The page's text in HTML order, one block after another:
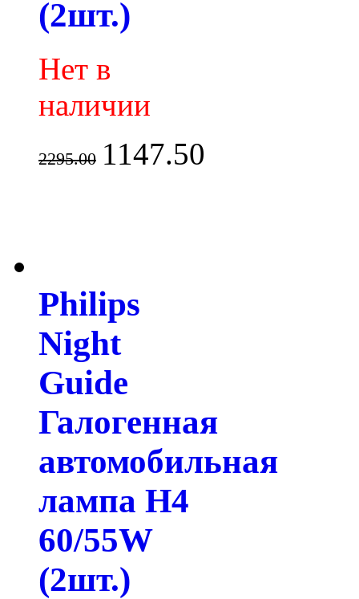
(2шт.)
Нет в
наличии
2295.00 1147.50
Philips
Night
Guide
Галогенная
автомобильная
лампа H4
60/55W
(2шт.)